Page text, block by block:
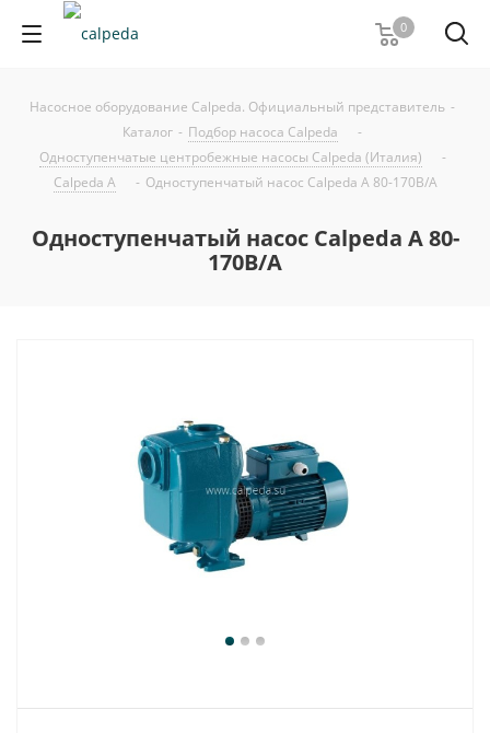
0
Насосное оборудование Calpeda. Официальный представитель -
Каталог - Подбор насоса Calpeda
-
Одноступенчатые центробежные насосы Calpeda (Италия)
-
Calpeda A
- Одноступенчатый насос Calpeda A 80-170B/A
Одноступенчатый насос Calpeda A 80-
170B/A